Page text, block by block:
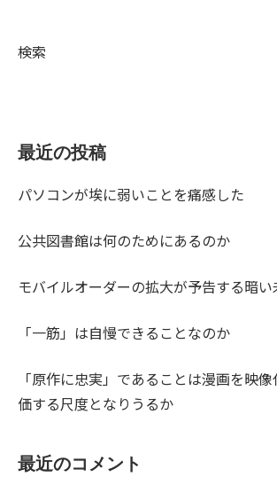
検索
最近の投稿
パソコンが埃に弱いことを痛感した
公共図書館は何のためにあるのか
モバイルオーダーの拡大が予告する暗
「一筋」は自慢できることなのか
「原作に忠実」であることは漫画を映
価する尺度となりうるか
最近のコメント